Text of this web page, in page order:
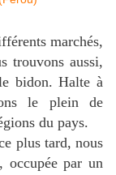
marchés,
trouvons aussi,
bidon. Halte à
le plein de
du pays.
plus tard, nous
occupée par un